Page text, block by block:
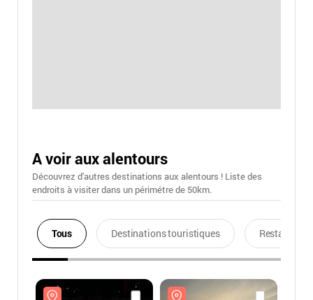
A voir aux alentours
Découvrez d'autres destinations aux alentours ! Liste des
endroits à visiter dans un périmétre de 50km.
Tous Destinations touristiques Restaurants